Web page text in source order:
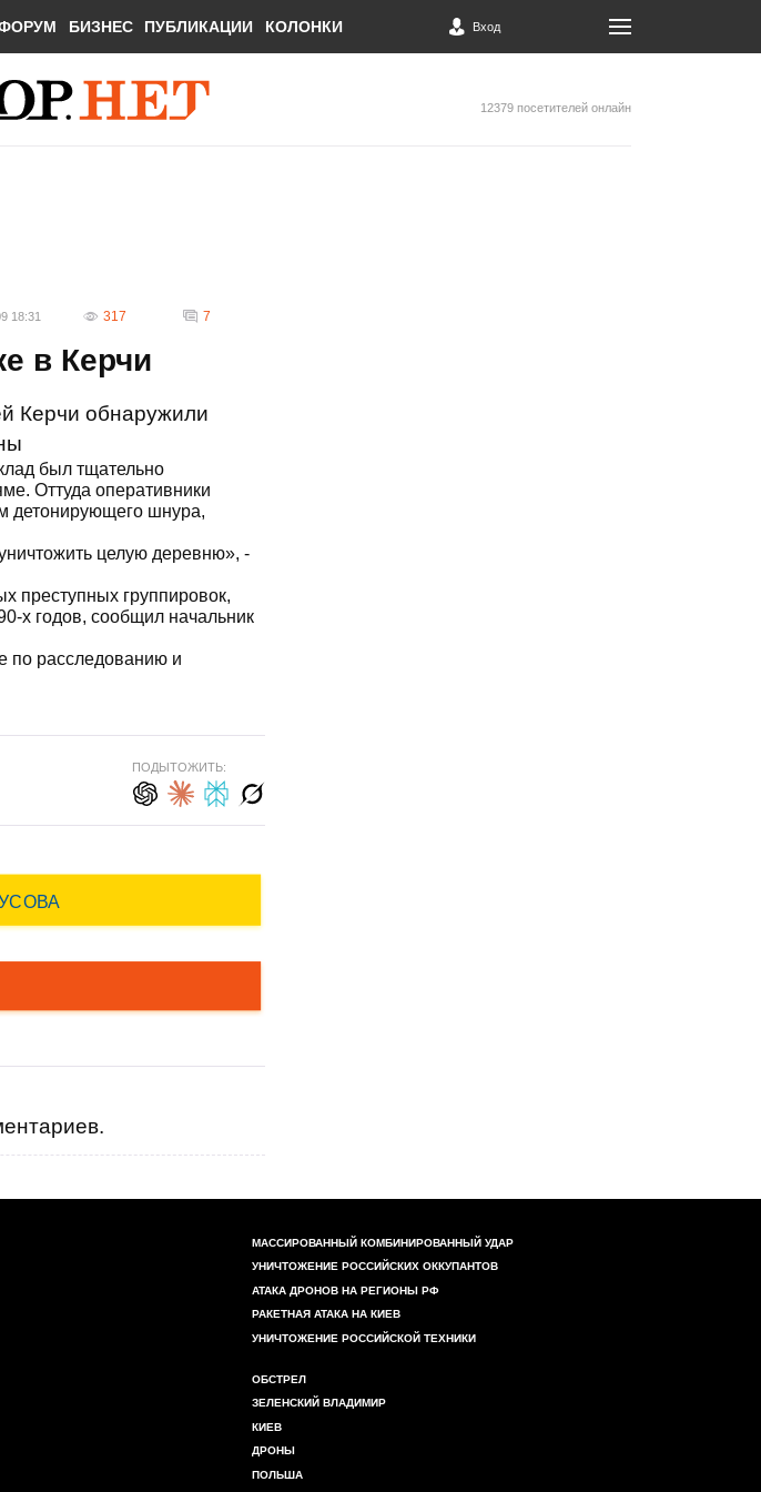
БИЗНЕС ПУБЛИКАЦИИ КОЛОНКИ Вход
12379 посетителей онлайн
18:31 317 7
в Керчи
Керчи обнаружили
был тщательно
Оттуда оперативники
детонирующего шнура,
целую деревню», -
преступных группировок,
х годов, сообщил начальник
по расследованию и
ПОДЫТОЖИТЬ:
МАССИРОВАННЫЙ КОМБИНИРОВАННЫЙ УДАР
УНИЧТОЖЕНИЕ РОССИЙСКИХ ОККУПАНТОВ
АТАКА ДРОНОВ НА РЕГИОНЫ РФ
РАКЕТНАЯ АТАКА НА КИЕВ
УНИЧТОЖЕНИЕ РОССИЙСКОЙ ТЕХНИКИ
ОБСТРЕЛ
ЗЕЛЕНСКИЙ ВЛАДИМИР
КИЕВ
ДРОНЫ
ПОЛЬША